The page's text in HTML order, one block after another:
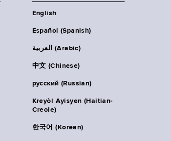
English
Español (Spanish)
العربية (Arabic)
中文 (Chinese)
русский (Russian)
Kreyòl Ayisyen (Haitian-
Creole)
한국어 (Korean)